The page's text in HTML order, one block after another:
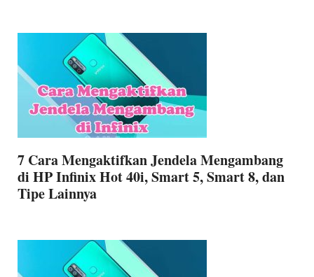
7 Cara Mengaktifkan Jendela Mengambang
di HP Infinix Hot 40i, Smart 5, Smart 8, dan
Tipe Lainnya